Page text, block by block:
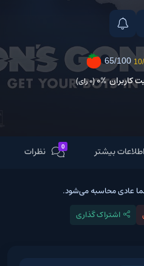
/10
65/100
کاربران 0%(0 رای)
اطلاعات بیشتر 0 نظرات
عادی محاسبه می‌شود.
اشتراک گذاری